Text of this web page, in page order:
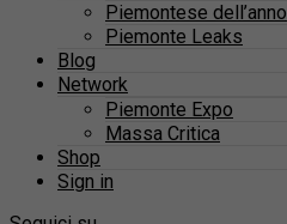
Piemontese dell’anno
Piemonte Leaks
Blog
Network
Piemonte Expo
Massa Critica
Shop
Sign in